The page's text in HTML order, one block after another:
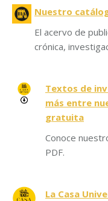
Nuestro
El acervo de
crónica,
Textos de
más entre
gratuita
Conoce
PDF.
La Casa